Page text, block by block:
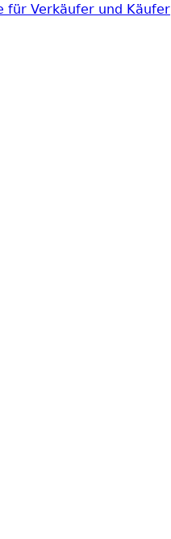
für Verkäufer und Käufer